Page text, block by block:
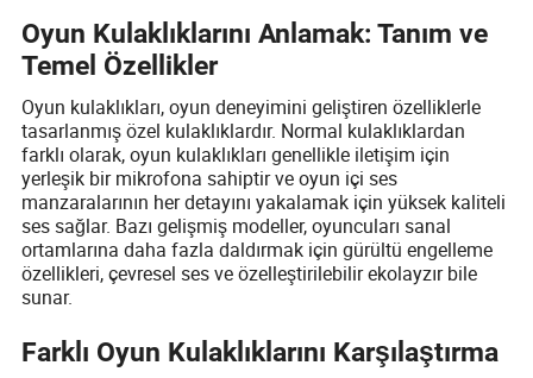
Oyun Kulaklıklarını Anlamak: Tanım ve
Temel Özellikler
Oyun kulaklıkları, oyun deneyimini geliştiren özelliklerle
tasarlanmış özel kulaklıklardır. Normal kulaklıklardan
farklı olarak, oyun kulaklıkları genellikle iletişim için
yerleşik bir mikrofona sahiptir ve oyun içi ses
manzaralarının her detayını yakalamak için yüksek kaliteli
ses sağlar. Bazı gelişmiş modeller, oyuncuları sanal
ortamlarına daha fazla daldırmak için gürültü engelleme
özellikleri, çevresel ses ve özelleştirilebilir ekolayzır bile
sunar.
Farklı Oyun Kulaklıklarını Karşılaştırma